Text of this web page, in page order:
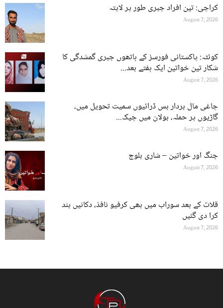
کراچی: تین افراد جبری طور پر لاپتہ
August 7, 2026
کوئٹہ: پاکستانی فورسز کے ہاتھوں جبری گمشدگی کا
شکار تین خواتین ایک ہفتے بعد...
August 7, 2026
چاغی مال بردار بس ڈرائیوں سمیت تحویل میں،
گاڑیوں پر حملہ، بولان میں چیک...
August 7, 2026
جنگ اور خواتین – شاری بلوچ
August 7, 2026
قلات کے بعد سوراب میں بھی کرفیو نافذ، دکانیں بند
کرا دی گئیں
August 7, 2026